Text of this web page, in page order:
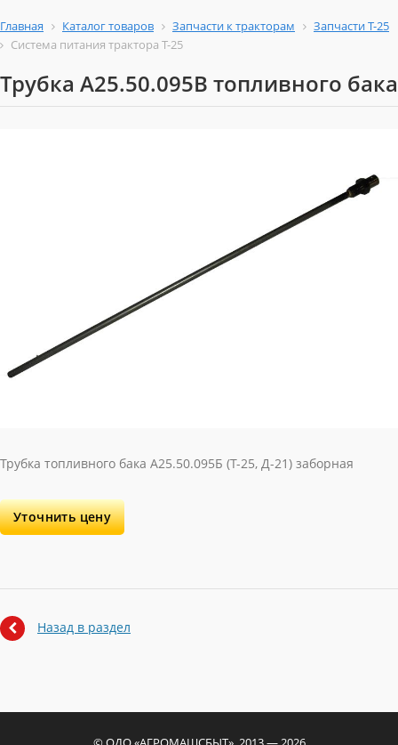
Главная Каталог товаров Запчасти к тракторам
Запчасти Т-25
Система питания трактора Т-25
Трубка А25.50.095В топливного бака
Трубка топливного бака А25.50.095Б (Т-25, Д-21) заборная
Уточнить цену
Назад в раздел